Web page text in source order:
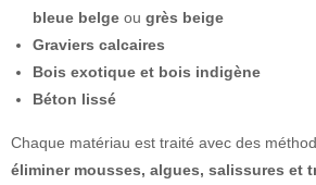
bleue belge ou grès beige
Graviers calcaires
Bois exotique et bois indigène
Béton lissé
Chaque matériau est traité avec des
éliminer mousses, algues, salissures et